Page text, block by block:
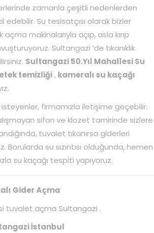
zamanla çeşitli nedenlerden
edebilir. Su tesisatçısı olarak bizler
açma makinalarıyla açıp, asla kırıp
Sultangazi ‘de tıkanıklık
Sultangazi 50.Yıl Mahallesi Su
temizliği, kameralı su kaçağı
isteyenler, firmamızla iletişime geçebilir.
sifon ve klozet tamirinde sizlere
tuvalet tıkanırsa giderleri
Borularda su sızıntısı olduğunda, hemen
su kaçağı tespiti yapıyoruz.
Gider Açma
tuvalet açma Sultangazi .
İstanbul